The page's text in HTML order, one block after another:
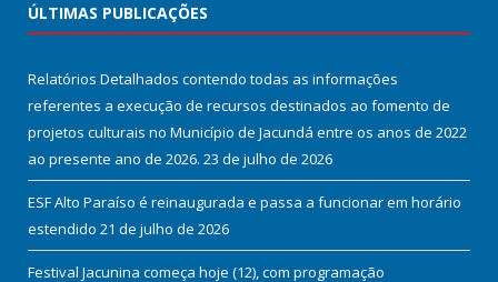
ÚLTIMAS PUBLICAÇÕES
Relatórios Detalhados contendo todas as informações
referentes a execução de recursos destinados ao fomento de
projetos culturais no Município de Jacundá entre os anos de 2022
ao presente ano de 2026. 23 de julho de 2026
ESF Alto Paraíso é reinaugurada e passa a funcionar em horário
estendido 21 de julho de 2026
Festival Jacunina começa hoje (12), com programação